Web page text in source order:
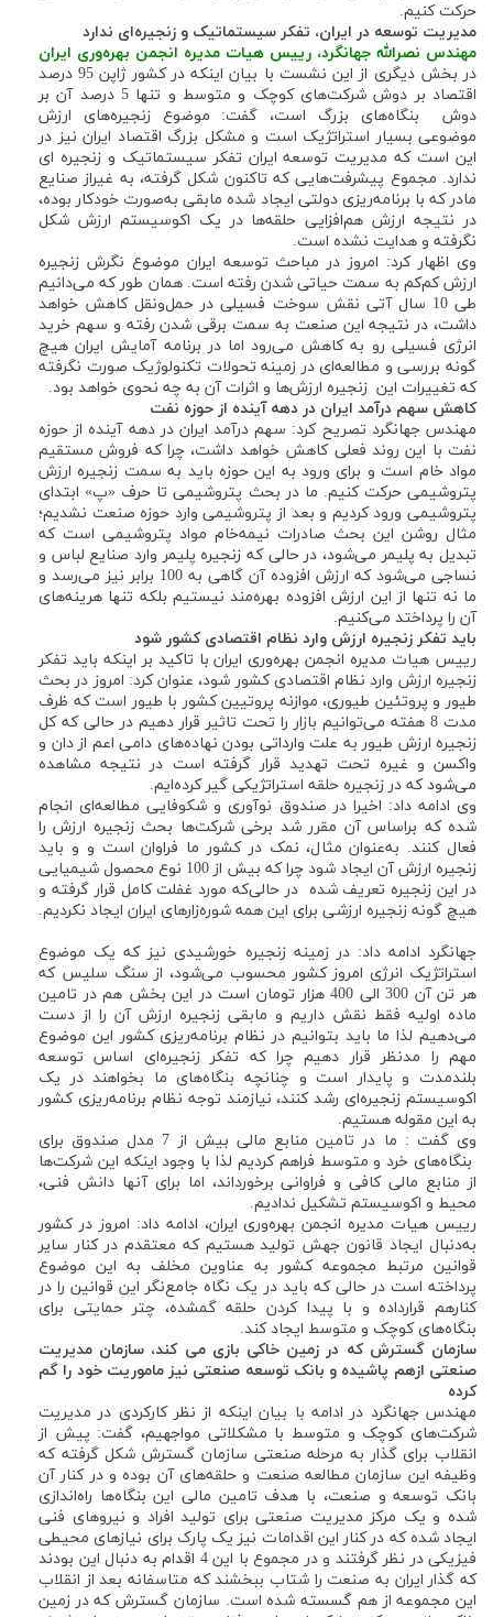
حرکت کنیم.
مدیریت توسعه در ایران، تفکر سیستماتیک و زنجیره‌ای ندارد
مهندس نصرالله جهانگرد، رییس هیات مدیره انجمن بهره‌وری ایران
در بخش دیگری از این نشست با بیان اینکه در کشور ژاپن 95 درصد
اقتصاد بر دوش شرکت‌های کوچک و متوسط و تنها 5 درصد آن بر
دوش بنگاه‌های بزرگ است، گفت: موضوع زنجیره‌های ارزش
موضوعی بسیار استراتژیک است و مشکل بزرگ اقتصاد ایران نیز در
این است که مدیریت توسعه ایران تفکر سیستماتیک و زنجیره ای
ندارد. مجموع پیشرفت‌هایی که تاکنون شکل گرفته، به غیراز صنایع
مادر که با برنامه‌ریزی دولتی ایجاد شده مابقی به‌صورت خودکار بوده،
در نتیجه ارزش هم‌افزایی حلقه‌ها در یک اکوسیستم ارزش شکل
نگرفته و هدایت نشده است.
وی اظهار کرد: امروز در مباحث توسعه ایران موضوع نگرش زنجیره
ارزش کم‌کم به سمت حیاتی شدن رفته است. همان طور که می‌دانیم
طی 10 سال آتی نقش سوخت فسیلی در حمل‌ونقل کاهش خواهد
داشت، در نتیجه این صنعت به سمت برقی شدن رفته و سهم خرید
انرژی فسیلی رو به کاهش می‌رود اما در برنامه آمایش ایران هیچ
گونه بررسی و مطالعه‌ای در زمینه تحولات تکنولوژیک صورت نگرفته
که تغییرات این زنجیره ارزش‌ها و اثرات آن به چه نحوی خواهد بود.
کاهش سهم درآمد ایران در دهه آینده از حوزه نفت
مهندس جهانگرد تصریح کرد: سهم درآمد ایران در دهه آینده از حوزه
نفت با این روند فعلی کاهش خواهد داشت، چرا که فروش مستقیم
مواد خام است و برای ورود به این حوزه باید به سمت زنجیره ارزش
پتروشیمی حرکت کنیم. ما در بحث پتروشیمی تا حرف «پ» ابتدای
پتروشیمی ورود کردیم و بعد از پتروشیمی وارد حوزه صنعت نشدیم؛
مثال روشن این بحث صادرات نیمه‌خام مواد پتروشیمی است که
تبدیل به پلیمر می‌شود، در حالی که زنجیره پلیمر وارد صنایع لباس و
نساجی می‌شود که ارزش افزوده آن گاهی به 100 برابر نیز می‌رسد و
ما نه تنها از این ارزش افزوده بهره‌مند نیستیم بلکه تنها هرینه‌های
آن را پرداختد می‌کنیم.
باید تفکر زنجیره ارزش وارد نظام اقتصادی کشور شود
رییس هیات مدیره انجمن بهره‌وری ایران با تاکید بر اینکه باید تفکر
زنجیره ارزش وارد نظام اقتصادی کشور شود، عنوان کرد: امروز در بحث
طیور و پروتئین طیوری، موازنه پروتیین کشور با طیور است که ظرف
مدت 8 هفته می‌توانیم بازار را تحت تاثیر قرار دهیم در حالی که کل
زنجیره ارزش طیور به علت وارداتی بودن نهاده‌های دامی اعم از دان و
واکسن و غیره تحت تهدید قرار گرفته است در نتیجه مشاهده
می‌شود که در زنجیره حلقه استراتژیکی گیر کرده‌ایم.
وی ادامه داد: اخیرا در صندوق نوآوری و شکوفایی مطالعه‌ای انجام
شده که براساس آن مقرر شد برخی شرکت‌ها بحث زنجیره ارزش را
فعال کنند. به‌عنوان مثال، نمک در کشور ما فراوان است و و باید
زنجیره ارزش آن ایجاد شود چرا که بیش از 100 نوع محصول شیمیایی
در این زنجیره تعریف شده در حالی‌که مورد غفلت کامل قرار گرفته و
هیچ گونه زنجیره ارزشی برای این همه شوره‌زارهای ایران ایجاد نکردیم.
جهانگرد ادامه داد: در زمینه زنجیره خورشیدی نیز که یک موضوع
استراتژیک انرژی امروز کشور محسوب می‌شود، از سنگ سلیس که
هر تن آن 300 الی 400 هزار تومان است در این بخش هم در تامین
ماده اولیه فقط نقش داریم و مابقی زنجیره ارزش آن را از دست
می‌دهیم لذا ما باید بتوانیم در نظام برنامه‌ریزی کشور این موضوع
مهم را مدنظر قرار دهیم چرا که تفکر زنجیره‌ای اساس توسعه
بلندمدت و پایدار است و چنانچه بنگاه‌های ما بخواهند در یک
اکوسیستم زنجیره‌ای رشد کنند، نیازمند توجه نظام برنامه‌ریزی کشور
به این مقوله هستیم.
وی گفت : ما در تامین منابع مالی بیش از 7 مدل صندوق برای
بنگاه‌های خرد و متوسط فراهم کردیم لذا با وجود اینکه این شرکت‌ها
از منابع مالی کافی و فراوانی برخورداند، اما برای آنها دانش فنی،
محیط و اکوسیستم تشکیل ندادیم.
رییس هیات مدیره انجمن بهره‌وری ایران، ادامه داد: امروز در کشور
به‌دنبال ایجاد قانون جهش تولید هستیم که معتقدم در کنار سایر
قوانین مرتبط مجموعه کشور به عناوین مخلف به این موضوع
پرداخته است در حالی که باید در یک نگاه جامع‌نگر این قوانین را در
کنارهم قرارداده و با پیدا کردن حلقه گمشده، چتر حمایتی برای
بنگاه‌های کوچک و متوسط ایجاد کند.
سازمان گسترش که در زمین خاکی بازی می کند، سازمان مدیریت
صنعتی ازهم پاشیده و بانک توسعه صنعتی نیز ماموریت خود را گم
کرده
مهندس جهانگرد در ادامه با بیان اینکه از نظر کارکردی در مدیریت
شرکت‌های کوچک و متوسط با مشکلاتی مواجهیم، گفت: پیش از
انقلاب برای گذار به مرحله صنعتی سازمان گسترش شکل گرفته که
وظیفه این سازمان مطالعه صنعت و حلقه‌های آن بوده و در کنار آن
بانک توسعه و صنعت، با هدف تامین مالی این بنگاه‌ها راه‌اندازی
شده و یک مرکز مدیریت صنعتی برای تولید افراد و نیروهای فنی
ایجاد شده که در کنار این اقدامات نیز یک پارک برای نیازهای محیطی
فیزیکی در نظر گرفتند و در مجموع با این 4 اقدام به دنبال این بودند
که گذار ایران به صنعت را شتاب ببخشند که متاسفانه بعد از انقلاب
این مجموعه از هم گسسته شده است. سازمان گسترش که در زمین